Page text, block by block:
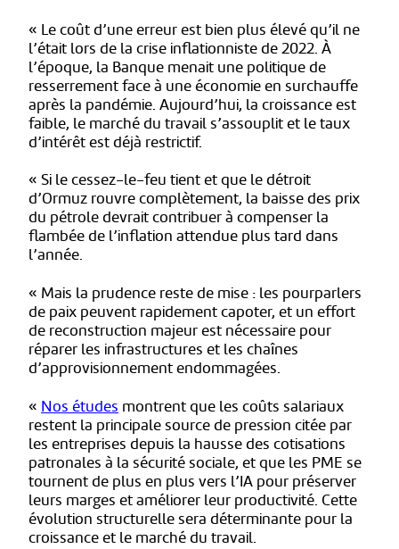
« Le coût d’une erreur est bien plus élevé qu’il ne
l’était lors de la crise inflationniste de 2022. À
l’époque, la Banque menait une politique de
resserrement face à une économie en surchauffe
après la pandémie. Aujourd’hui, la croissance est
faible, le marché du travail s’assouplit et le taux
d’intérêt est déjà restrictif.
« Si le cessez-le-feu tient et que le détroit
d’Ormuz rouvre complètement, la baisse des prix
du pétrole devrait contribuer à compenser la
flambée de l’inflation attendue plus tard dans
l’année.
« Mais la prudence reste de mise : les pourparlers
de paix peuvent rapidement capoter, et un effort
de reconstruction majeur est nécessaire pour
réparer les infrastructures et les chaînes
d’approvisionnement endommagées.
« Nos études montrent que les coûts salariaux
restent la principale source de pression citée par
les entreprises depuis la hausse des cotisations
patronales à la sécurité sociale, et que les PME se
tournent de plus en plus vers l’IA pour préserver
leurs marges et améliorer leur productivité. Cette
évolution structurelle sera déterminante pour la
croissance et le marché du travail.